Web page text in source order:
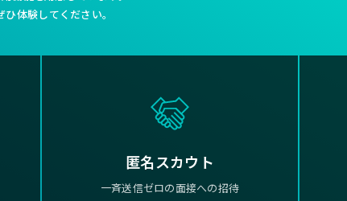
体験してください。
匿名スカウト
一斉送信ゼロの面接への招待